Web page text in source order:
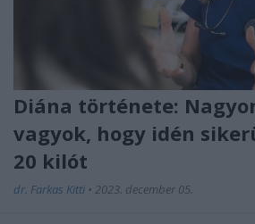
Diána története:
vagyok, hogy idén
20 kilót
dr. Farkas Kitti • 2023. december 05.